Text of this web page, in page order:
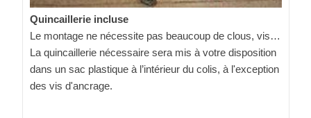
Quincaillerie incluse
Le montage ne nécessite pas beaucoup de clous, vis…
La quincaillerie nécessaire sera mis à votre disposition
dans un sac plastique à l’intérieur du colis, à l'exception
des vis d'ancrage.